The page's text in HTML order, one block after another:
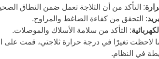
: التأكد من أن الثلاجة تعمل ضمن النطاق
: التحقق من كفاءة الضاغط والمراوح.
: التأكد من سلامة الأسلاك والموصلات.
لاحظت تغيرًا في درجة حرارة ثلاجتي، قمت على
في النظام.